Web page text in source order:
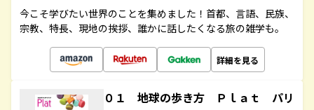
今こそ学びたい世界のことを集めました！首都、言語、民族、
宗教、特長、現地の挨拶、誰かに話したくなる旅の雑学も。
詳細を見る
０１ 地球の歩き方 Ｐｌａｔ パリ